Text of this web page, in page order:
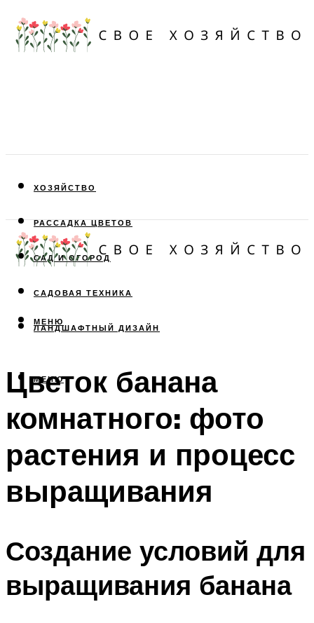
ХОЗЯЙСТВО
РАССАДКА ЦВЕТОВ
САД И ОГОРОД
САДОВАЯ ТЕХНИКА
ЛАНДШАФТНЫЙ ДИЗАЙН
МЕНЮ
МЕНЮ
Цветок банана
комнатного: фото
растения и процесс
выращивания
Создание условий для
выращивания банана